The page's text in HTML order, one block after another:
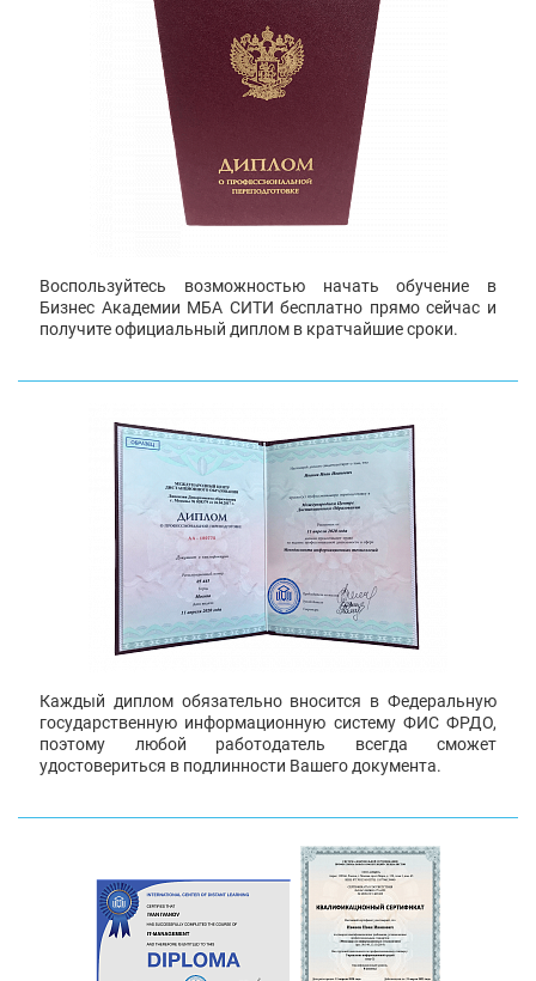
Воспользуйтесь возможностью начать обучение в
Бизнес Академии МБА СИТИ бесплатно прямо сейчас и
получите официальный диплом в кратчайшие сроки.
Каждый диплом обязательно вносится в Федеральную
государственную информационную систему ФИС ФРДО,
поэтому любой работодатель всегда сможет
удостовериться в подлинности Вашего документа.